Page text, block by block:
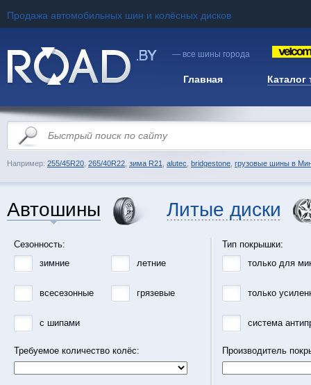
Продажа автомобильных шин и колёсных дисков
— все шины города
Главная Каталог
Например: 255/45R20 265/40R22 зима R21 alutec bridgestone грузовые шины в
Автошины Литые диски
Сезонность:
зимние
летние
всесезонные грязевые
с шипами
Требуемое количество колёс:
Тип покрышки:
только для
только
система
Производитель